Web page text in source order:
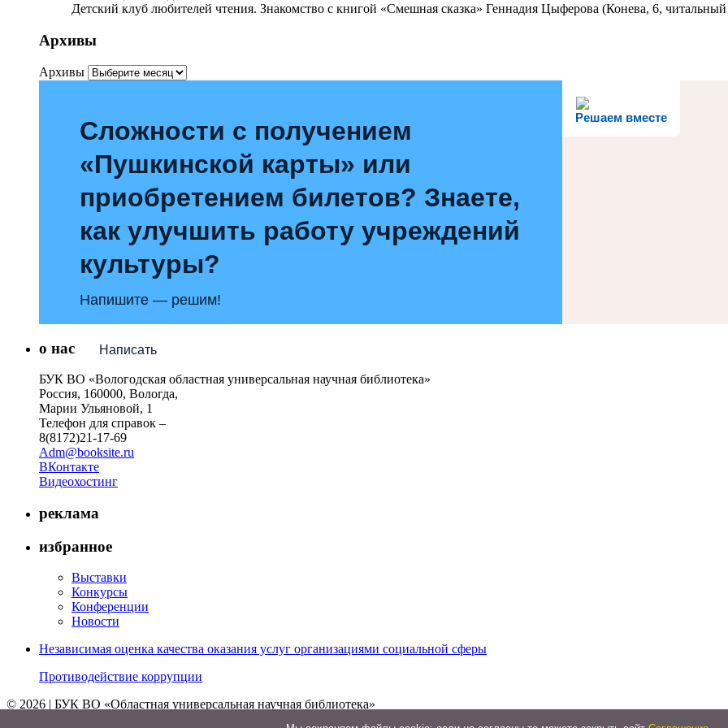
Детский клуб любителей чтения. Знакомство с книгой «Смешная сказка» Геннадия Цыферова (Конева, 6, читальный
Архивы
Архивы
Решаем вместе
Сложности с получением
«Пушкинской карты» или
приобретением билетов? Знаете,
как улучшить работу учреждений
культуры?
Напишите — решим!
Написать
о нас
БУК ВО «Вологодская областная универсальная научная библиотека»
Россия, 160000, Вологда,
Марии Ульяновой, 1
Телефон для справок –
8(8172)21-17-69
Adm@booksite.ru
ВКонтакте
Видеохостинг
реклама
избранное
Выставки
Конкурсы
Конференции
Новости
Независимая оценка качества оказания услуг организациями социальной сферы
Противодействие коррупции
© 2026 | БУК ВО «Областная универсальная научная библиотека»